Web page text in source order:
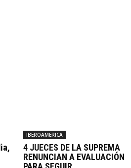
IBEROAMERICA
4 JUECES DE LA SUPREMA
RENUNCIAN A EVALUACIÓN